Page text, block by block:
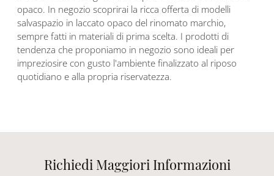
opaco. In negozio scoprirai la ricca offerta di modelli
salvaspazio in laccato opaco del rinomato marchio,
sempre fatti in materiali di prima scelta. I prodotti di
tendenza che proponiamo in negozio sono ideali per
impreziosire con gusto l'ambiente finalizzato al riposo
quotidiano e alla propria riservatezza.
Richiedi Maggiori Informazioni